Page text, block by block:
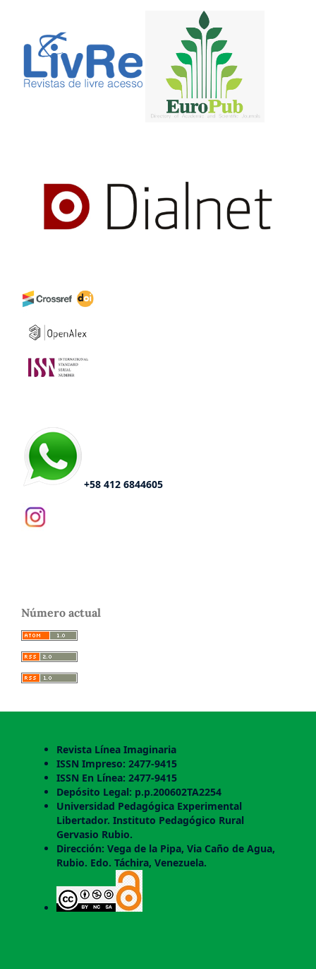
+58 412 6844605
Número actual
Revista Línea Imaginaria
ISSN Impreso: 2477-9415
ISSN En Línea: 2477-9415
Depósito Legal: p.p.200602TA2254
Universidad Pedagógica Experimental
Libertador. Instituto Pedagógico Rural
Gervasio Rubio.
Dirección: Vega de la Pipa, Via Caño de Agua,
Rubio. Edo. Táchira, Venezuela.